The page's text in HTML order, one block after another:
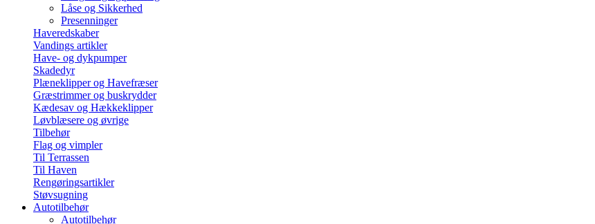
Låse og Sikkerhed
Presenninger
Haveredskaber
Vandings artikler
Have- og dykpumper
Skadedyr
Plæneklipper og Havefræser
Græstrimmer og buskrydder
Kædesav og Hækkeklipper
Løvblæsere og øvrige
Tilbehør
Flag og vimpler
Til Terrassen
Til Haven
Rengøringsartikler
Støvsugning
Autotilbehør
Autotilbehør